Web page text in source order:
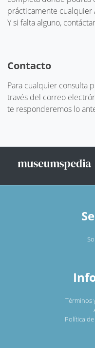
prácticamente
Y si falta alguno,
Contacto
Para cualquier consulta
través del correo
te responderemos lo
Términos
Política